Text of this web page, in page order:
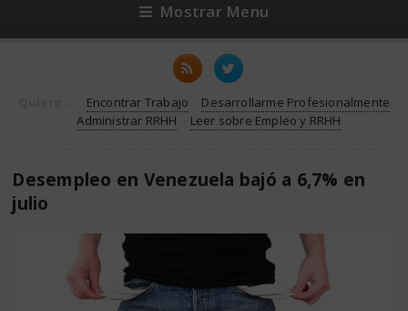
Mostrar Menu
Encontrar Trabajo
Desarrollarme Profesionalmente
Administrar RRHH
Leer sobre Empleo y RRHH
Desempleo en Venezuela bajó a 6,7% en
julio